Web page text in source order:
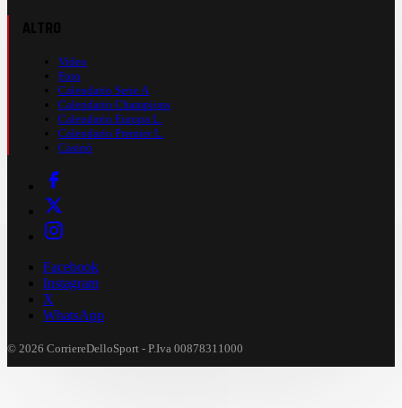
Video
Foto
Calendario Serie A
Calendario Champions
Calendario Europa L.
Calendario Premier L.
Casinò
Facebook
Instagram
X
WhatsApp
© 2026 CorriereDelloSport - P.Iva 00878311000